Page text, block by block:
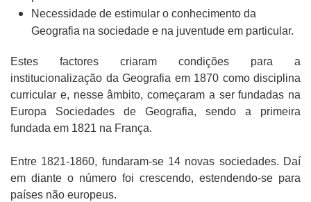
Necessidade de estimular o conhecimento da
Geografia na sociedade e na juventude em particular.
Estes factores criaram condições para a
institucionalização da Geografia em 1870 como disciplina
curricular e, nesse âmbito, começaram a ser fundadas na
Europa Sociedades de Geografia, sendo a primeira
fundada em 1821 na França.
Entre 1821-1860, fundaram-se 14 novas sociedades. Daí
em diante o número foi crescendo, estendendo-se para
países não europeus.